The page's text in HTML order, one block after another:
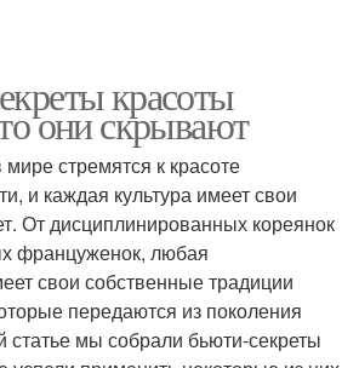
красоты
они скрывают
стремятся к красоте
и каждая культура имеет свои
От дисциплинированных кореянок
француженок, любая
свои собственные традиции
передаются из поколения
статье мы собрали бьюти-секреты